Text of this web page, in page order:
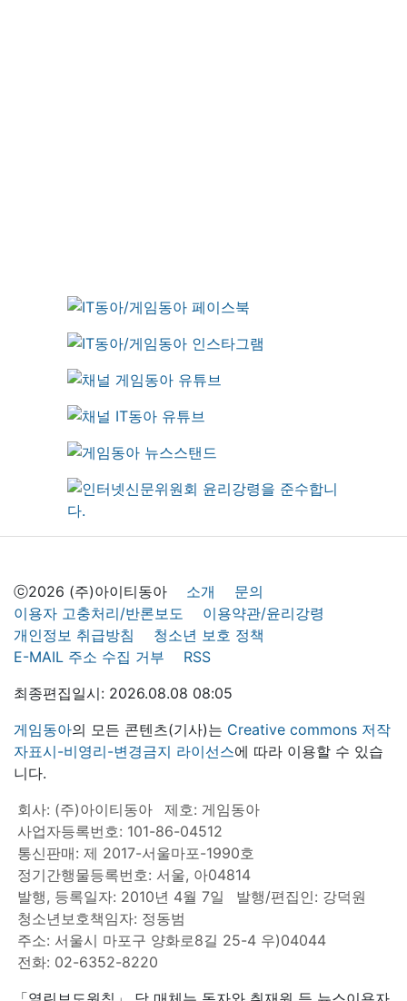
ⓒ2026 (주)아이티동아 소개
문의
이용자 고충처리/반론보도
이용약관/윤리강령
개인정보 취급방침
청소년 보호 정책
E-MAIL 주소 수집 거부
RSS
최종편집일시: 2026.08.08 08:05
게임동아의 모든 콘텐츠(기사)는 Creative commons 저작
자표시-비영리-변경금지 라이선스에 따라 이용할 수 있습
니다.
회사: (주)아이티동아
제호: 게임동아
사업자등록번호: 101-86-04512
통신판매: 제 2017-서울마포-1990호
정기간행물등록번호: 서울, 아04814
발행, 등록일자: 2010년 4월 7일
발행/편집인: 강덕원
청소년보호책임자: 정동범
주소: 서울시 마포구 양화로8길 25-4 우)04044
전화: 02-6352-8220